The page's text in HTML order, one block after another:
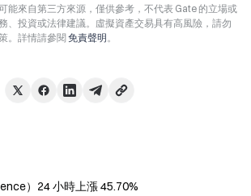
能來自第三方來源，僅供參考，不代表 Gate 的立場或
、投資或法律建議。虛擬資產交易具有高風險，請勿
。詳情請參閱 免責聲明。
）24 小時上漲 45.70%